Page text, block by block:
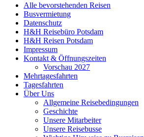
Alle bevorstehenden Reisen
Busvermietung
Datenschutz
H&H Reisebüro Potsdam
H&H Reisen Potsdam
Impressum
Kontakt & Öffnungszeiten
Vorschau 2027
Mehrtagesfahrten
Tagesfahrten
Über Uns
Allgemeine Reisebedingungen
Geschichte
Unsere Mitarbeiter
Unsere Reisebusse